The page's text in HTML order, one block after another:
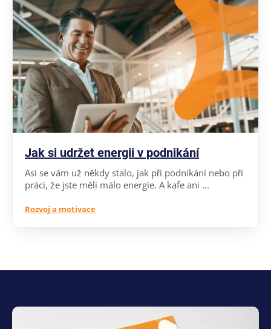
Jak si udržet energii v podnikání
Asi se vám už někdy stalo, jak při podnikání nebo při
práci, že jste měli málo energie. A kafe ani ...
Rozvoj a motivace